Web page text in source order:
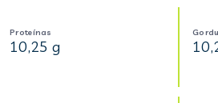
Proteínas
10,25 g